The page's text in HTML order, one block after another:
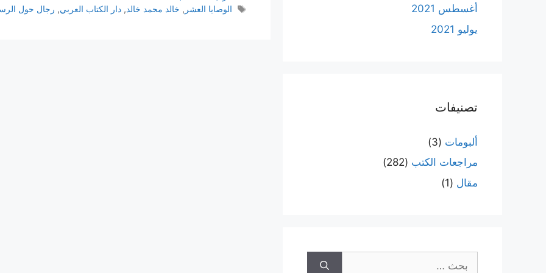
الوسوم
الوصايا العشر , خالد محمد خالد,دار الكتاب العربي, رجال حول
أغسطس 2021
يوليو 2021
تصنيفات
ألبومات (3)
مراجعات الكتب (282)
مقال (1)